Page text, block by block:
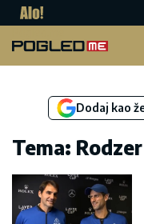
Dodaj kao
Tema: